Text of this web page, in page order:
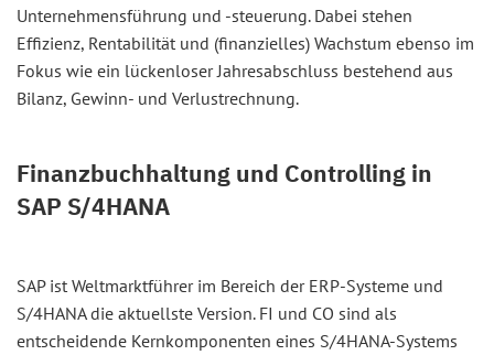
Unternehmensführung und -steuerung. Dabei stehen
Effizienz, Rentabilität und (finanzielles) Wachstum ebenso im
Fokus wie ein lückenloser Jahresabschluss bestehend aus
Bilanz, Gewinn- und Verlustrechnung.
Finanzbuchhaltung und Controlling in
SAP S/4HANA
SAP ist Weltmarktführer im Bereich der ERP-Systeme und
S/4HANA die aktuellste Version. FI und CO sind als
entscheidende Kernkomponenten eines S/4HANA-Systems